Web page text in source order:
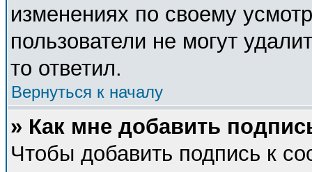
изменениях по своему
пользователи не могут
то ответил.
Вернуться к началу
» Как мне добавить
Чтобы добавить подпись к